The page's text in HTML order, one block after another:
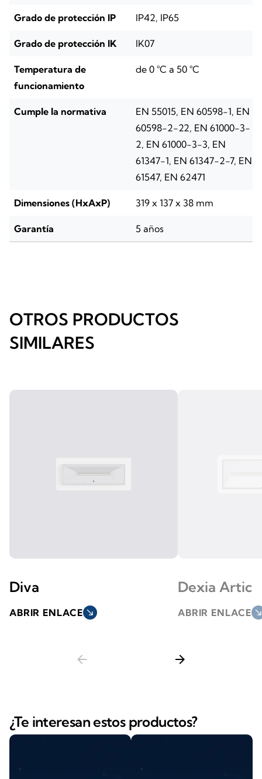
Grado de protección IP IP42, IP65
Grado de protección IK IK07
Temperatura de
funcionamiento
de 0 °C a 50 °C
Cumple la normativa
EN 55015, EN 60598-1, EN
60598-2-22, EN 61000-3-
2, EN 61000-3-3, EN
61347-1, EN 61347-2-7, EN
61547, EN 62471
Dimensiones (HxAxP) 319 x 137 x 38 mm
Garantía 5 años
OTROS PRODUCTOS
SIMILARES
Diva
ABRIR ENLACE south_east
Dexia Artic
ABRIR ENLACE
arrow_back arrow_forward
¿Te interesan estos productos?